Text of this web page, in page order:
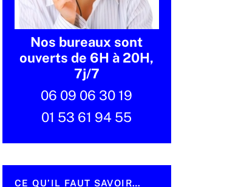
Nos bureaux sont
ouverts de 6H à 20H,
7j/7
06 09 06 30 19
01 53 61 94 55
CE QU’IL FAUT SAVOIR…